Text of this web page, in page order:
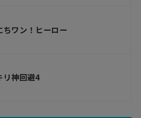
ちワン！ヒーロー
リ神回避4